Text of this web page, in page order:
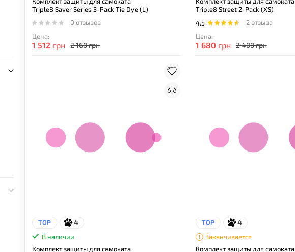
Triple8 Saver Series 3-Pack Tie Dye (L)
0 отзывов
Цена:
1 512 грн 2 160 грн
Triple8 Street 2-Pack (XS)
4.5
2 отзыва
Цена:
1 680 грн 2 400 грн
TOP 4
В наличии
Комплект защиты для самоката
TOP 4
Заканчивается
Комплект защиты для самоката